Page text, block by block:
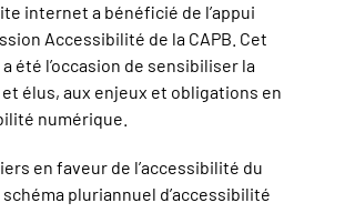
internet a bénéficié de l’appui
Accessibilité de la CAPB. Cet
été l’occasion de sensibiliser la
élus, aux enjeux et obligations en
numérique.
en faveur de l’accessibilité du
pluriannuel d’accessibilité